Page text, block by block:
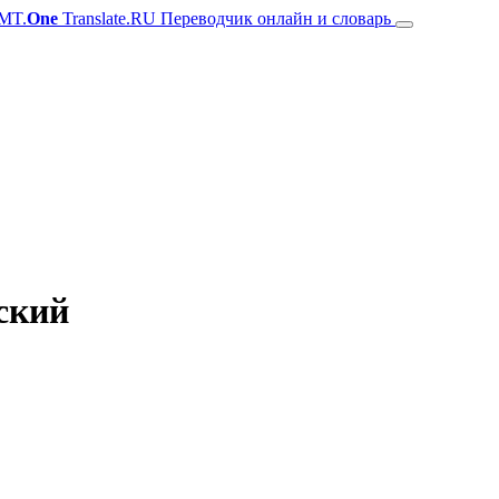
One Translate.RU Переводчик онлайн и словарь